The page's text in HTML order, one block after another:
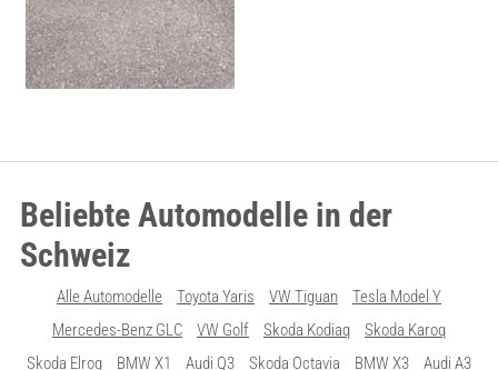
Beliebte Automodelle in der
Schweiz
Alle Automodelle Toyota Yaris VW Tiguan
Tesla Model Y
Mercedes-Benz GLC
VW Golf Skoda Kodiaq
Skoda Karoq
Skoda Elroq
BMW X1 Audi Q3 Skoda Octavia BMW X3 Audi A3